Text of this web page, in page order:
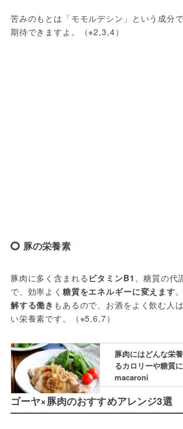
苦みのもとは「モモルデシン」という成分で
期待できますよ。（※2,3,4）
豚の栄養素
豚肉に多く含まれる ビタミンB1 。糖質の代
で、効率よく 糖質をエネルギーに変えます。
解する働き もあるので、お酒をよく飲む人
い栄養素です。（※5,6,7）
豚肉にはどんな栄
るカロリーや糖質
macaroni
ゴーヤ×豚肉のおすすめアレンジ3選